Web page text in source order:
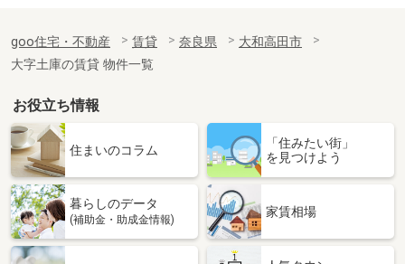
goo住宅・不動産 賃貸 奈良県
大和高田市
大字土庫の賃貸 物件一覧
お役立ち情報
住まいのコラム
「住みたい街」
を見つけよう
暮らしのデータ
(補助金・助成金情報)
家賃相場